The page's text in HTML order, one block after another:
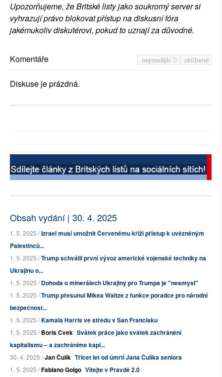
Upozorňujeme, že Britské listy jako soukromý server si
vyhrazují právo blokovat přístup na diskusní fóra
jakémukoliv diskutérovi, pokud to uznají za důvodné.
nejnovější oblíbené
Komentáře
Diskuse je prázdná.
Obsah vydání | 30. 4. 2025
1. 5. 2025 /Izrael musí umožnit Červenému kříži přístup k uvězněným
Palestinců...
1. 5. 2025 /Trump schválil první vývoz americké vojenské techniky na
Ukrajinu o...
1. 5. 2025 /Dohoda o minerálech Ukrajiny pro Trumpa je "nesmysl"
1. 5. 2025 /Trump přesunul Mikea Waltze z funkce poradce pro národní
bezpečnost...
1. 5. 2025 /Kamala Harris ve středu v San Francisku
1. 5. 2025 /Boris Cvek Svátek práce jako svátek zachránění
kapitalismu – a zachráníme kapi...
30. 4. 2025 /Jan Čulík Třicet let od úmrtí Jana Čulíka seniora
1. 5. 2025 /Fabiano Golgo Vítejte v Pravdě 2.0